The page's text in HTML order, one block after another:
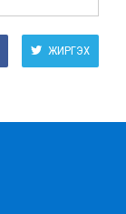
ЖИРГЭХ